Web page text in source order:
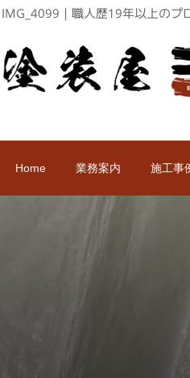
IMG_4099｜職人歴19年以上のプ
Home 業務案内 施工事